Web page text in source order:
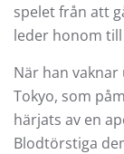
spelet från att
leder honom
När han
Tokyo, som
härjats av en
Blodtörstiga